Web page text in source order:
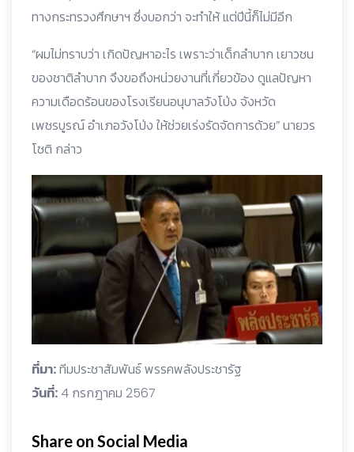
ทางกระทรวงศึกษาฯ ซึ่งบอกว่า จะทำให้ แต่ปีนี้ก็ไม่มีอีก
“ผมไม่ทราบว่า เกิดปัญหาอะไร เพราะว่าเด็กลำบาก เยาวชน
ของชาติลำบาก จึงขอถึงหน่วยงานที่เกี่ยวข้อง ดูแลปัญหา
ความเดือดร้อนของโรงเรียนอนุบาลวังโป่ง จังหวัด
เพชรบูรณ์ อำเภอวังโป่ง ให้ช่วยเร่งรัดจัดการด้วย” นายวร
โชติ กล่าว
ที่มา:ทีมประชาสัมพันธ์ พรรคพลังประชารัฐ
วันที่: 4 กรกฎาคม 2567
Share on Social Media